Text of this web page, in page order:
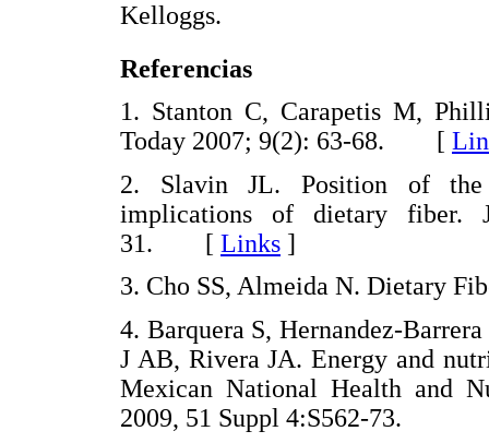
Kelloggs.
Referencias
1. Stanton C, Carapetis M,
Today 2007; 9(2): 63-68. [
2. Slavin JL. Position of the
implications of dietary fiber.
31. [ Links ]
3. Cho SS, Almeida N. Dietary
4. Barquera S, Hernandez-
J AB, Rivera JA. Energy and
Mexican National Health and
2009, 51 Suppl 4:S562-73.